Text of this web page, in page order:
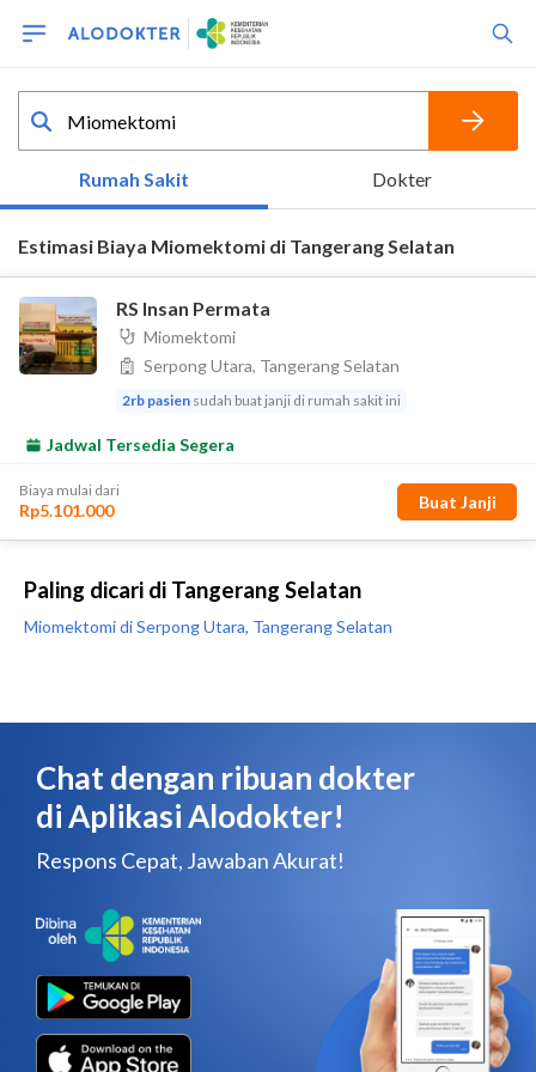
Paling dicari di Tangerang Selatan
Miomektomi di Serpong Utara, Tangerang Selatan